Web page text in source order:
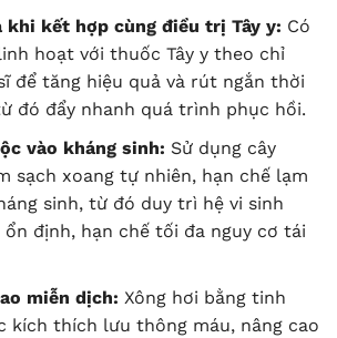
khi kết hợp cùng điều trị Tây y: Có
hoạt với thuốc Tây y theo chỉ
để tăng hiệu quả và rút ngắn thời
đó đẩy nhanh quá trình phục hồi.
vào kháng sinh: Sử dụng cây
sạch xoang tự nhiên, hạn chế lạm
sinh, từ đó duy trì hệ vi sinh
ổn định, hạn chế tối đa nguy cơ tái
miễn dịch: Xông hơi bằng tinh
kích thích lưu thông máu, nâng cao